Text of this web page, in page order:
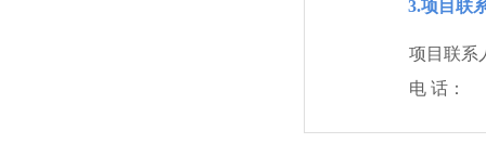
3.项目联
项目联系
电 话：